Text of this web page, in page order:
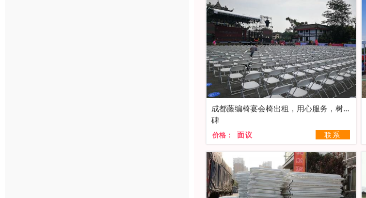
成都藤编椅宴会椅出租，用心服务，树口
碑
价格： 面议 联系